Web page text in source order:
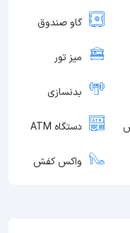
گاو صندوق
میز تور
بدنسازی
دستگاه ATM
واکس کفش